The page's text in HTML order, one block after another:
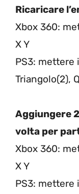
Ricaricare
Xbox 360:
X Y
PS3: mettere
Triangolo(2),
Aggiungere
volta per
Xbox 360:
X Y
PS3: mettere